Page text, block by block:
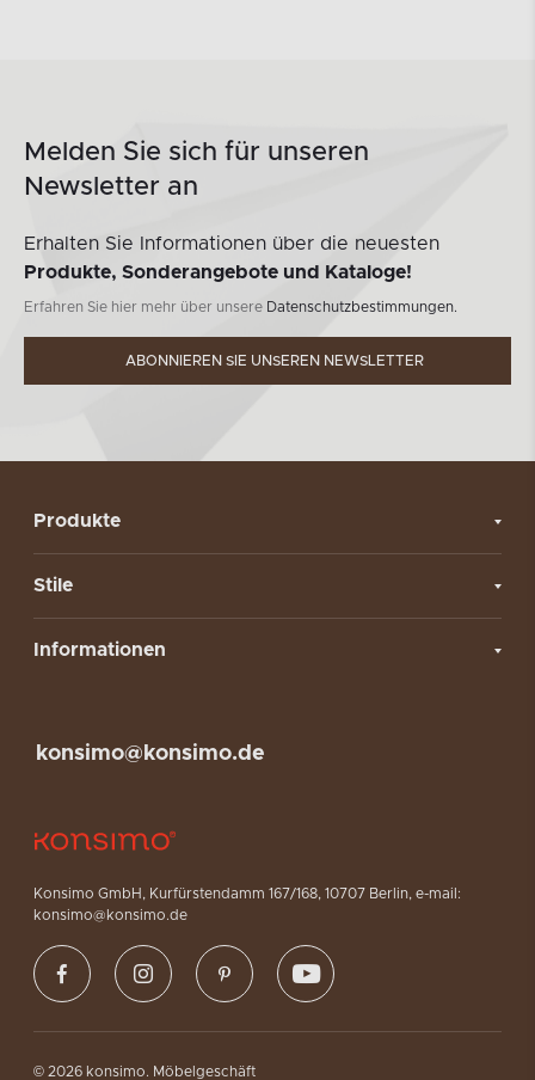
Melden Sie sich für unseren
Newsletter an
Erhalten Sie Informationen über die neuesten
Produkte, Sonderangebote und Kataloge!
Erfahren Sie hier mehr über unsere Datenschutzbestimmungen.
ABONNIEREN SIE UNSEREN NEWSLETTER
Produkte
Stile
Informationen
Konsimo GmbH, Kurfürstendamm 167/168, 10707 Berlin, e-mail:
konsimo@konsimo.de
konsimo@konsimo.de
© 2026 konsimo. Möbelgeschäft